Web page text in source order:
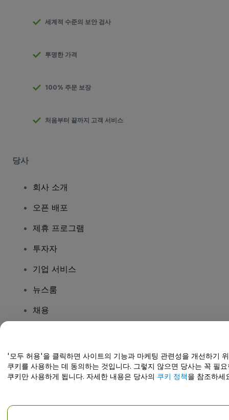
세계적 수준의 보안 검사
투명한 가격
100% 주문 보장
처음부터 끝까지 고객 서비스
당사
회사 소개
오픈 배포
제휴 프로그램
투자자
기업 서비스
뉴스룸
채용
도움말 센터 / 문의하기
'모두 허용'을 클릭하면 사이트의 기능과 마케팅 관련성을 개선하기
쿠키를 사용하는 데 동의하는 것입니다. 그렇지 않으면 당사는 꼭 필요
쿠키만 사용하게 됩니다. 자세한 내용은 당사의 쿠키 정책을 참조하세